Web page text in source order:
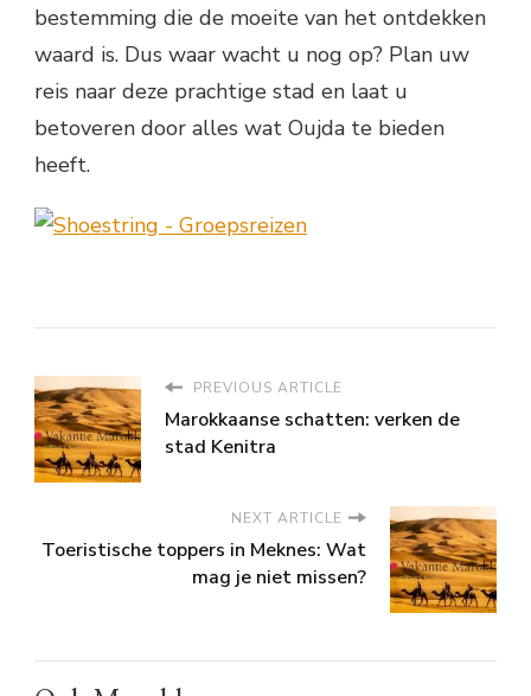
bestemming die de moeite van het ontdekken
waard is. Dus waar wacht u nog op? Plan uw
reis naar deze prachtige stad en laat u
betoveren door alles wat Oujda te bieden
heeft.
PREVIOUS ARTICLE
Marokkaanse schatten: verken de
stad Kenitra
NEXT ARTICLE
Toeristische toppers in Meknes: Wat
mag je niet missen?